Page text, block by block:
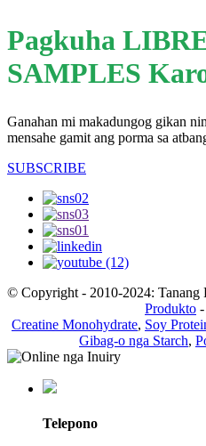
Pagkuha
SAMPLES
Ganahan mi makadungog gikan
mensahe gamit ang porma sa
SUBSCRIBE
© Copyright - 2010-2024: Tanang
Produkto -
Creatine Monohydrate, Soy
Gibag-o nga Starch,
Telepono